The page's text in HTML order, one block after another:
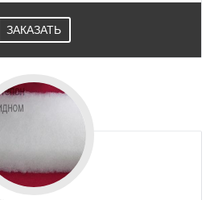
ЗАКАЗАТЬ